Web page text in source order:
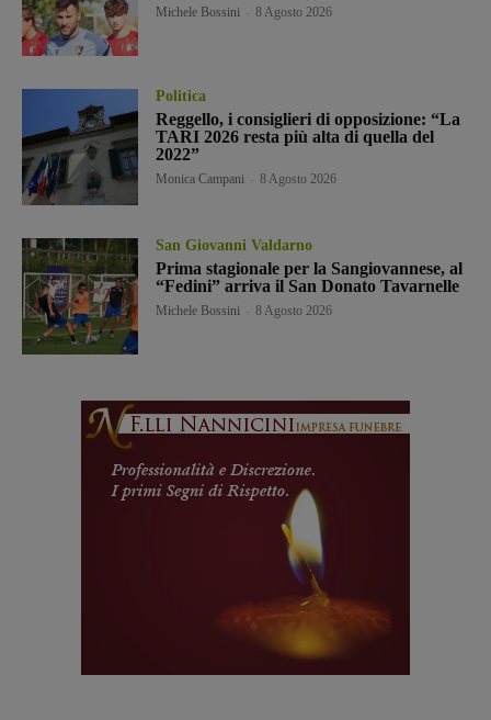
Michele Bossini 8 Agosto 2026
Politica
Reggello, i consiglieri di opposizione: “La
TARI 2026 resta più alta di quella del
2022”
Monica Campani 8 Agosto 2026
San Giovanni Valdarno
Prima stagionale per la Sangiovannese, al
“Fedini” arriva il San Donato Tavarnelle
Michele Bossini 8 Agosto 2026